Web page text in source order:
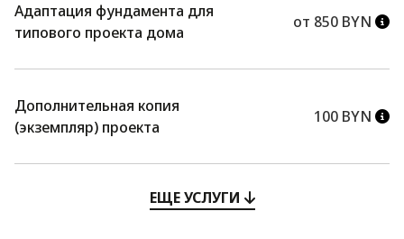
Адаптация фундамента для
типового проекта дома
от 850 BYN
Дополнительная копия
(экземпляр) проекта
100 BYN
ЕЩЕ УСЛУГИ